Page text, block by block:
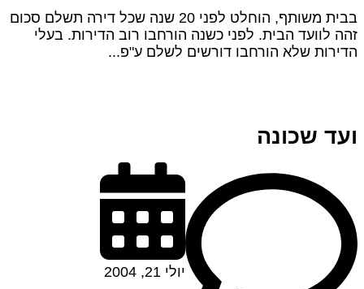
בבית משותף, הוחלט לפני 20 שנה שכל דירה תשלם סכום
זהה לוועד הבית. לפני כשנה הורחבו רוב הדירות. בעלי
הדירות שלא הורחבו דורשים לשלם ע"פ...
ועד שכונה
יולי 21, 2004